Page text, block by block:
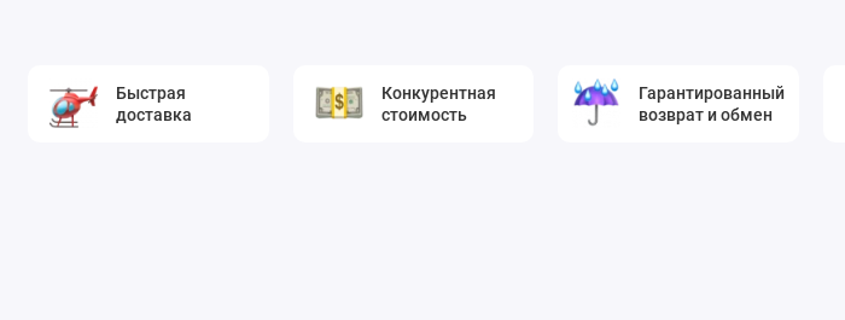
Быстрая
доставка
Конкурентная
стоимость
Гарантированный
возврат и обмен